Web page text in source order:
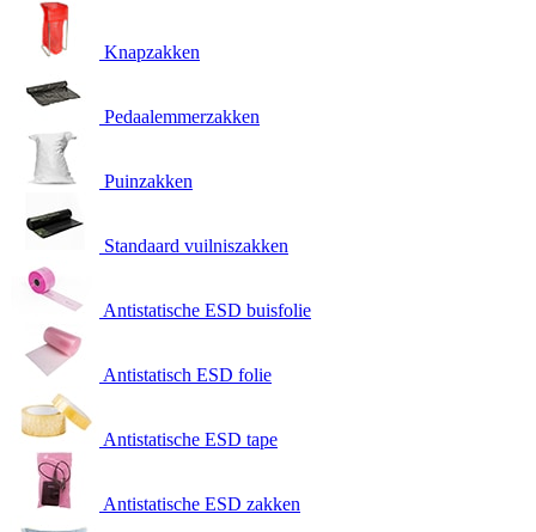
Knapzakken
Pedaalemmerzakken
Puinzakken
Standaard vuilniszakken
Antistatische ESD buisfolie
Antistatisch ESD folie
Antistatische ESD tape
Antistatische ESD zakken